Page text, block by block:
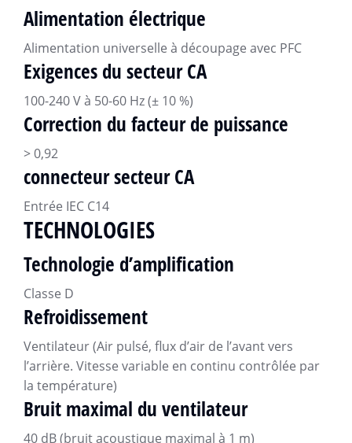
Alimentation électrique
Alimentation universelle à découpage avec PFC
Exigences du secteur CA
100-240 V à 50-60 Hz (± 10 %)
Correction du facteur de puissance
> 0,92
connecteur secteur CA
Entrée IEC C14
TECHNOLOGIES
Technologie d’amplification
Classe D
Refroidissement
Ventilateur (Air pulsé, flux d’air de l’avant vers
l’arrière. Vitesse variable en continu contrôlée par
la température)
Bruit maximal du ventilateur
40 dB (bruit acoustique maximal à 1 m)